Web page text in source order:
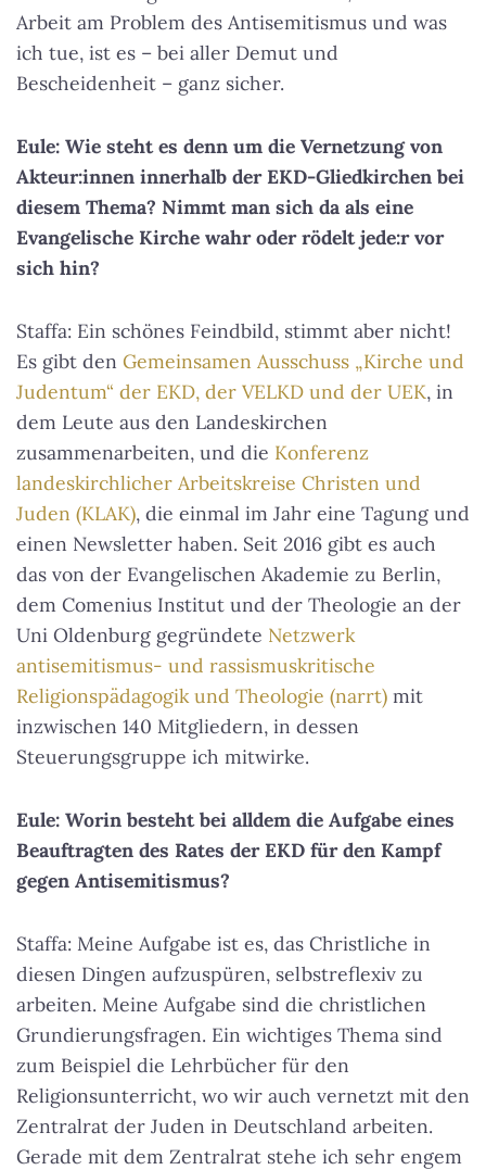
Arbeit am Problem des Antisemitismus und was
ich tue, ist es – bei aller Demut und
Bescheidenheit – ganz sicher.
Eule: Wie steht es denn um die Vernetzung von
Akteur:innen innerhalb der EKD-Gliedkirchen bei
diesem Thema? Nimmt man sich da als eine
Evangelische Kirche wahr oder rödelt jede:r vor
sich hin?
Staffa: Ein schönes Feindbild, stimmt aber nicht!
Es gibt den Gemeinsamen Ausschuss „Kirche und
Judentum“ der EKD, der VELKD und der UEK, in
dem Leute aus den Landeskirchen
zusammenarbeiten, und die Konferenz
landeskirchlicher Arbeitskreise Christen und
Juden (KLAK), die einmal im Jahr eine Tagung und
einen Newsletter haben. Seit 2016 gibt es auch
das von der Evangelischen Akademie zu Berlin,
dem Comenius Institut und der Theologie an der
Uni Oldenburg gegründete Netzwerk
antisemitismus- und rassismuskritische
Religionspädagogik und Theologie (narrt) mit
inzwischen 140 Mitgliedern, in dessen
Steuerungsgruppe ich mitwirke.
Eule: Worin besteht bei alldem die Aufgabe eines
Beauftragten des Rates der EKD für den Kampf
gegen Antisemitismus?
Staffa: Meine Aufgabe ist es, das Christliche in
diesen Dingen aufzuspüren, selbstreflexiv zu
arbeiten. Meine Aufgabe sind die christlichen
Grundierungsfragen. Ein wichtiges Thema sind
zum Beispiel die Lehrbücher für den
Religionsunterricht, wo wir auch vernetzt mit den
Zentralrat der Juden in Deutschland arbeiten.
Gerade mit dem Zentralrat stehe ich sehr engem